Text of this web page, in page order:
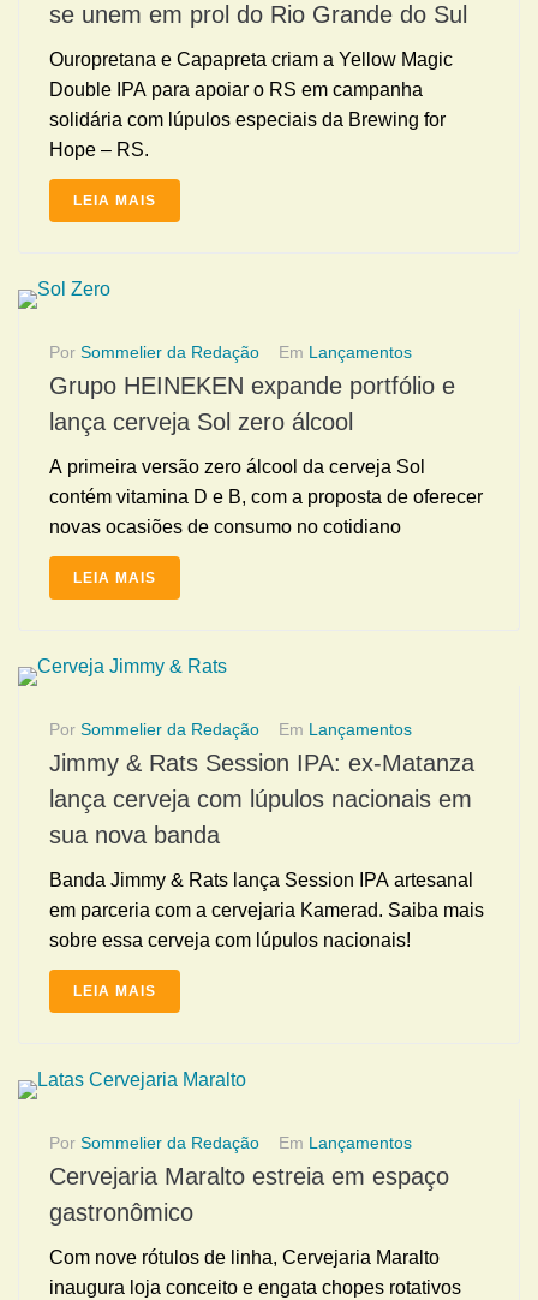
se unem em prol do Rio Grande do Sul
Ouropretana e Capapreta criam a Yellow Magic
Double IPA para apoiar o RS em campanha
solidária com lúpulos especiais da Brewing for
Hope – RS.
LEIA MAIS
Por Sommelier da Redação Em Lançamentos
Grupo HEINEKEN expande portfólio e
lança cerveja Sol zero álcool
A primeira versão zero álcool da cerveja Sol
contém vitamina D e B, com a proposta de oferecer
novas ocasiões de consumo no cotidiano
LEIA MAIS
Por Sommelier da Redação Em Lançamentos
Jimmy & Rats Session IPA: ex-Matanza
lança cerveja com lúpulos nacionais em
sua nova banda
Banda Jimmy & Rats lança Session IPA artesanal
em parceria com a cervejaria Kamerad. Saiba mais
sobre essa cerveja com lúpulos nacionais!
LEIA MAIS
Por Sommelier da Redação Em Lançamentos
Cervejaria Maralto estreia em espaço
gastronômico
Com nove rótulos de linha, Cervejaria Maralto
inaugura loja conceito e engata chopes rotativos